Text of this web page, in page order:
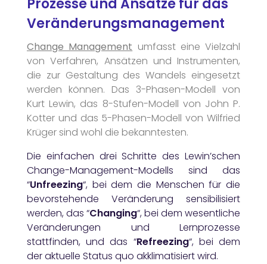
Prozesse und Ansätze für das
Veränderungsmanagement
Change Management umfasst eine Vielzahl
von Verfahren, Ansätzen und Instrumenten,
die zur Gestaltung des Wandels eingesetzt
werden können. Das 3-Phasen-Modell von
Kurt Lewin, das 8-Stufen-Modell von John P.
Kotter und das 5-Phasen-Modell von Wilfried
Krüger sind wohl die bekanntesten.
Die einfachen drei Schritte des Lewin’schen
Change-Management-Modells sind das
“Unfreezing“, bei dem die Menschen für die
bevorstehende Veränderung sensibilisiert
werden, das “Changing“, bei dem wesentliche
Veränderungen und Lernprozesse
stattfinden, und das “Refreezing“, bei dem
der aktuelle Status quo akklimatisiert wird.